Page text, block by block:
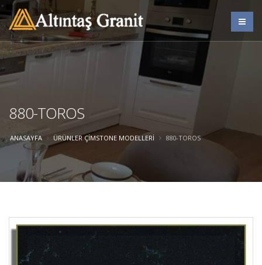
880-TOROS
ANASAYFA ÜRÜNLER ÇIMSTONE MODELLERI 880-TOROS